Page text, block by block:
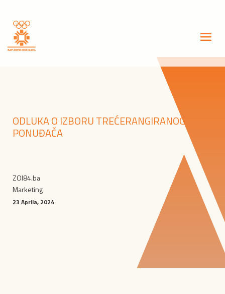
ODLUKA O IZBORU TREĆERANGIRANOG
PONUĐAČA
ZOI84.ba
Marketing
23 Aprila, 2024